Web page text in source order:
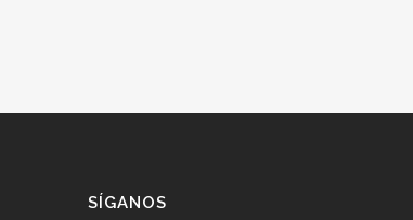
SÍGANOS